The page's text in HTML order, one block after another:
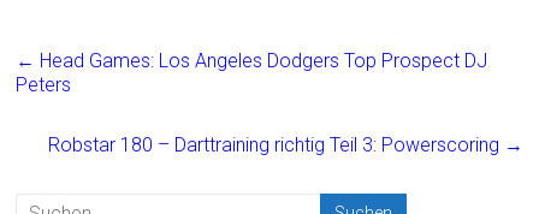
ce
o
ai t
e
← Head Games: Los Angeles Dodgers Top Prospect DJ
Peter‪s
Robstar 180 – Darttraining richtig Teil 3: Powerscoring →